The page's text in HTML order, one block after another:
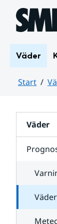
Hoppa till
Väder
Start
Väder